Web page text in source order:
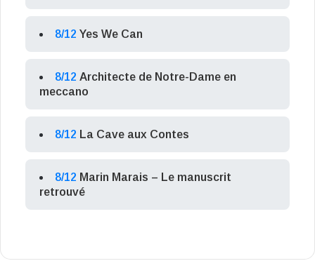
8/12 Yes We Can
8/12 Architecte de Notre-Dame en
meccano
8/12 La Cave aux Contes
8/12 Marin Marais – Le manuscrit
retrouvé